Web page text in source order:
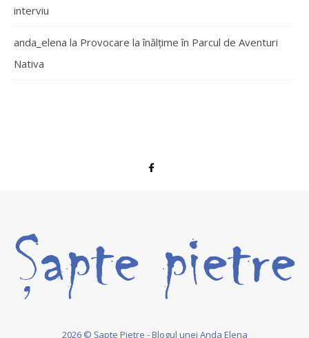
interviu
anda_elena la Provocare la înălțime în Parcul de Aventuri
Nativa
2026 © Șapte Pietre - Blogul unei Anda Elena